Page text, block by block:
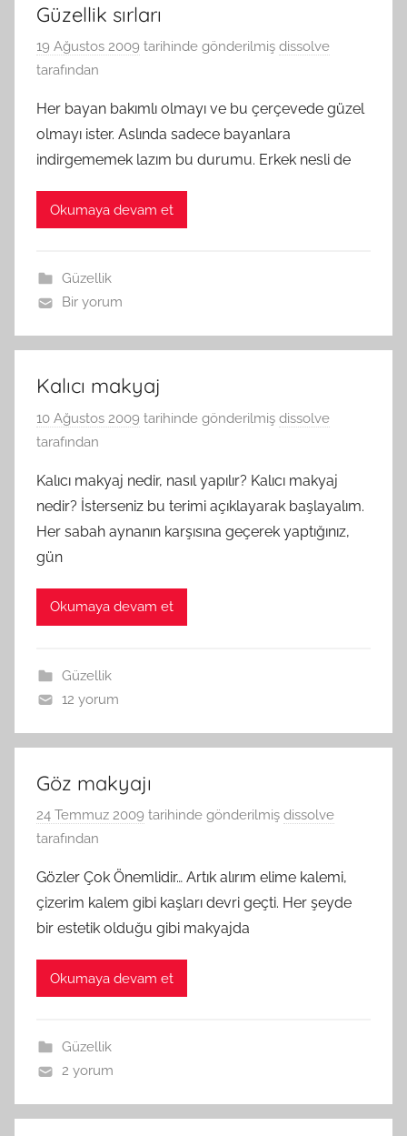
Güzellik sırları
19 Ağustos 2009 tarihinde gönderilmiş dissolve
tarafından
Her bayan bakımlı olmayı ve bu çerçevede güzel
olmayı ister. Aslında sadece bayanlara
indirgememek lazım bu durumu. Erkek nesli de
Okumaya devam et
Güzellik
Bir yorum
Kalıcı makyaj
10 Ağustos 2009 tarihinde gönderilmiş dissolve
tarafından
Kalıcı makyaj nedir, nasıl yapılır? Kalıcı makyaj
nedir? İsterseniz bu terimi açıklayarak başlayalım.
Her sabah aynanın karşısına geçerek yaptığınız,
gün
Okumaya devam et
Güzellik
12 yorum
Göz makyajı
24 Temmuz 2009 tarihinde gönderilmiş dissolve
tarafından
Gözler Çok Önemlidir… Artık alırım elime kalemi,
çizerim kalem gibi kaşları devri geçti. Her şeyde
bir estetik olduğu gibi makyajda
Okumaya devam et
Güzellik
2 yorum